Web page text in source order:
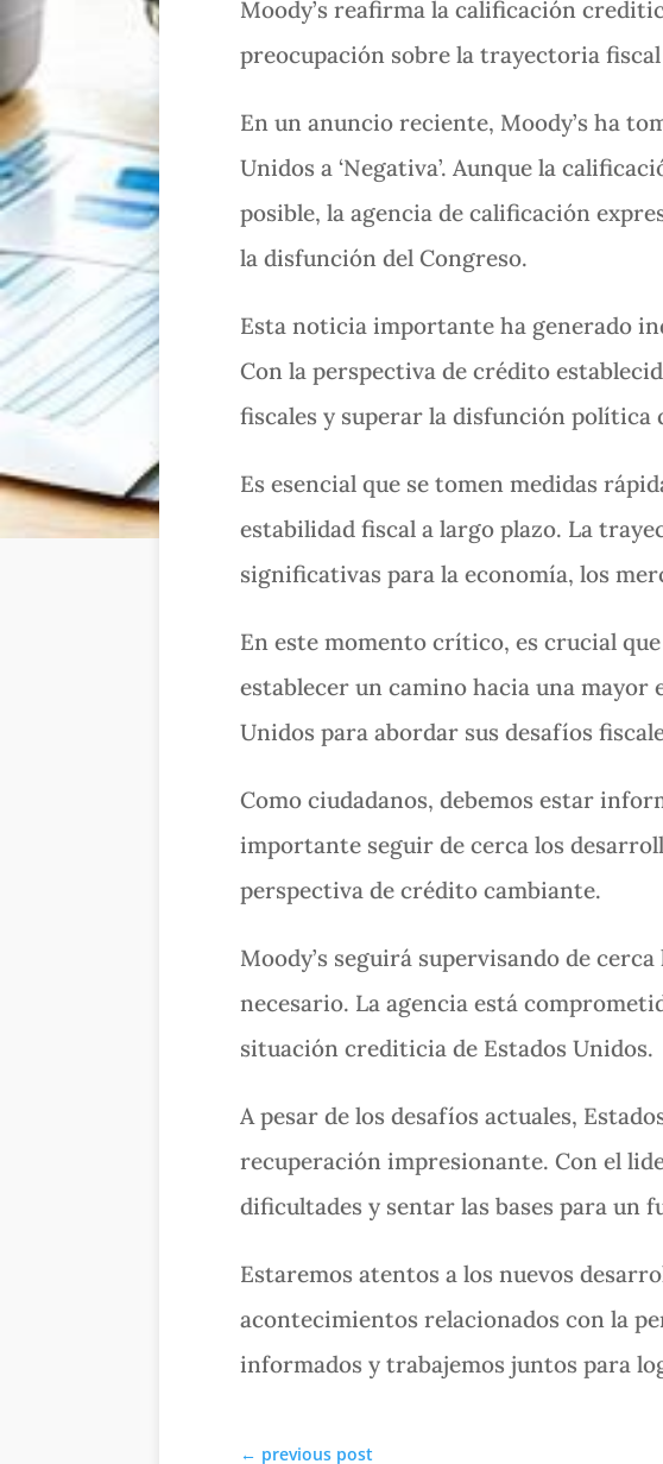
Moody’s reafirma la calificación
preocupación sobre la trayectoria
En un anuncio reciente, Moody’s ha
Unidos a ‘Negativa’. Aunque la
posible, la agencia de calificación
la disfunción del Congreso.
Esta noticia importante ha generado
Con la perspectiva de crédito
fiscales y superar la disfunción política
Es esencial que se tomen medidas
estabilidad fiscal a largo plazo. La
significativas para la economía, los
En este momento crítico, es crucial
establecer un camino hacia una mayor
Unidos para abordar sus desafíos
Como ciudadanos, debemos estar
importante seguir de cerca los
perspectiva de crédito cambiante.
Moody’s seguirá supervisando de
necesario. La agencia está
situación crediticia de Estados Unidos.
A pesar de los desafíos actuales,
recuperación impresionante. Con el
dificultades y sentar las bases para un
Estaremos atentos a los nuevos
acontecimientos relacionados con la
informados y trabajemos juntos para
← previous post